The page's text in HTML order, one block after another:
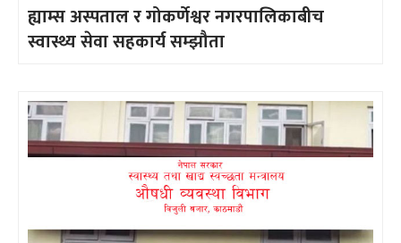
ह्याम्स अस्पताल र गोकर्णेश्वर नगरपालिकाबीच
स्वास्थ्य सेवा सहकार्य सम्झौता